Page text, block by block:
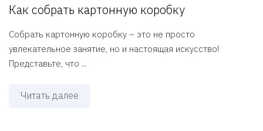
Как собрать картонную коробку
Собрать картонную коробку – это не просто
увлекательное занятие, но и настоящая искусство!
Представьте, что ...
Читать далее